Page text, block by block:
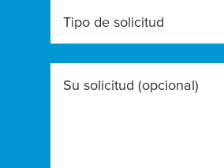
Tipo de solicitud
Su solicitud (opcional)